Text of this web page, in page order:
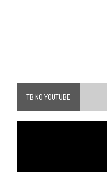
TB NO YOUTUBE